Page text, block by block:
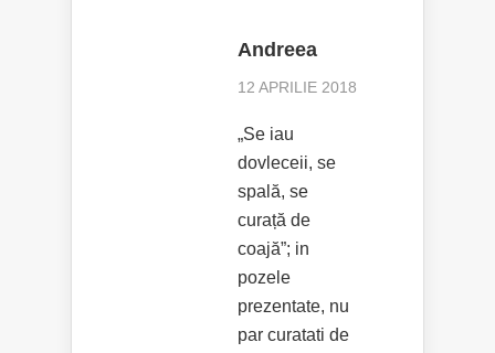
Andreea
12 APRILIE 2018
„Se iau
dovleceii, se
spală, se
curață de
coajă”; in
pozele
prezentate, nu
par curatati de